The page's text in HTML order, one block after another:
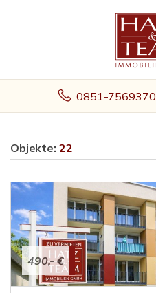
0851-7569370
Objekte: 22
490,- €